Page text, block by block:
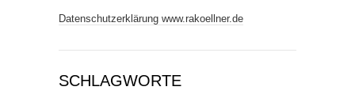
Datenschutzerklärung www.rakoellner.de
SCHLAGWORTE